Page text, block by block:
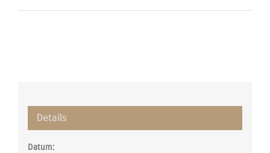
Details
Datum: